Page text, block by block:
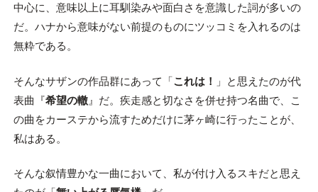
中心に、意味以上に耳馴染みや面白さを意識した詞が多いの
だ。ハナから意味がない前提のものにツッコミを入れるのは
無粋である。
そんなサザンの作品群にあって「これは！
」と思えたのが代
表曲『希望の轍』だ。疾走感と切なさを併せ持つ名曲で、こ
の曲をカーステから流すためだけに茅ヶ崎に行ったことが、
私はある。
そんな叙情豊かな一曲において、私が付け入るスキだと思え